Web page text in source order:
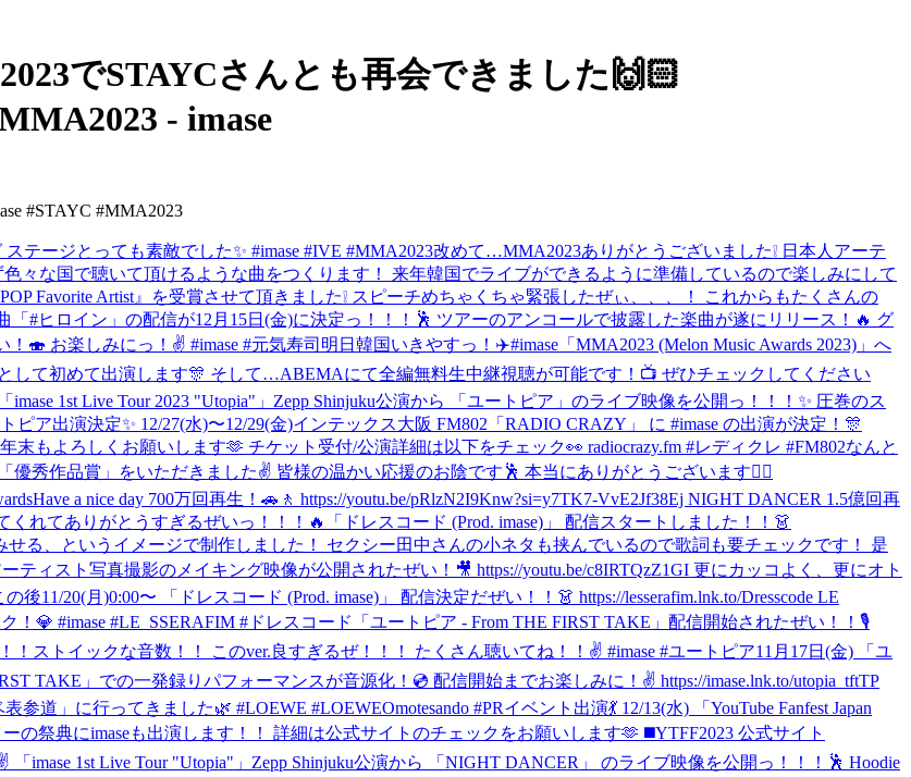
でSTAYCさんとも再会できました🙌🏻
- imase
#STAYC #MMA2023
テージとっても素敵でした✨ #imase #IVE #MMA2023改めて…MMA2023ありがとうございました❕ 日本人アーテ
々な国で聴いて頂けるような曲をつくります！ 来年韓国でライブができるように準備しているので楽しみにして
Favorite Artist』を受賞させて頂きました❕ スピーチめちゃくちゃ緊張したぜぃ、、、！ これからもたくさんの
「#ヒロイン」の配信が12月15日(金)に決定っ！！！🕺 ツアーのアンコールで披露した楽曲が遂にリリース！🔥 グ
🍣 お楽しみにっ！✌️ #imase #元気寿司 明日韓国いきやすっ！✈️#imase「MMA2023 (Melon Music Awards 2023)」へ
して初めて出演します🎊 そして…ABEMAにて全編無料生中継視聴が可能です！📺 ぜひチェックしてください
「imase 1st Live Tour 2023 "Utopia"」Zepp Shinjuku公演から 「ユートピア」のライブ映像を公開っ！！！✨ 圧巻のス
ピア出演決定✨ 12/27(水)〜12/29(金)インテックス大阪 FM802「RADIO CRAZY」 に #imase の出演が決定！🎊
末もよろしくお願いします🫶 チケット受付/公演詳細は以下をチェック👀 radiocrazy.fm #レディクレ #FM802なんと
優秀作品賞」をいただきました✌️ 皆様の温かい応援のお陰です🕺 本当にありがとうございます❤️‍🔥
Have a nice day 700万回再生！🚗🚶 https://youtu.be/pRlzN2I9Knw?si=y7TK7-VvE2Jf38Ej NIGHT DANCER 1.5億回再
くれてありがとうすぎるぜいっ！！！🔥
「ドレスコード (Prod. imase)」 配信スタートしました！！👗
せる、というイメージで制作しました！ セクシー田中さんの小ネタも挟んでいるので歌詞も要チェックです！ 是
ティスト写真撮影のメイキング映像が公開されたぜい！🎥 https://youtu.be/c8IRTQzZ1GI 更にカッコよく、更にオト
の後11/20(月)0:00〜 「ドレスコード (Prod. imase)」 配信決定だぜい！！👗 https://lesserafim.lnk.to/Dresscode LE
💎 #imase #LE_SSERAFIM #ドレスコード
「ユートピア - From THE FIRST TAKE」配信開始されたぜい！！🎙
！ストイックな音数！！ このver.良すぎるぜ！！！ たくさん聴いてね！！✌️ #imase #ユートピア11月17日(金) 「ユ
TAKE」での一発録りパフォーマンスが音源化！💿 配信開始までお楽しみに！✌️ https://imase.lnk.to/utopia_tftTP
参道」に行ってきました🌿 #LOEWE #LOEWEOmotesando #PRイベント出演💃 12/13(水) 「YouTube Fanfest Japan
ーの祭典にimaseも出演します！！ 詳細は公式サイトのチェックをお願いします🫶 ◼️YTFF2023 公式サイト
imase 1st Live Tour "Utopia"」Zepp Shinjuku公演から 「NIGHT DANCER」 のライブ映像を公開っ！！！🕺 Hoodie